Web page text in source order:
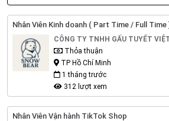
Nhân Viên Kinh doanh ( Part Time / Full Time
CÔNG TY TNHH GẤU TUYẾT
Thỏa thuận
TP Hồ Chí Minh
1 tháng trước
312 lượt xem
Nhân Viên Vận hành TikTok Shop